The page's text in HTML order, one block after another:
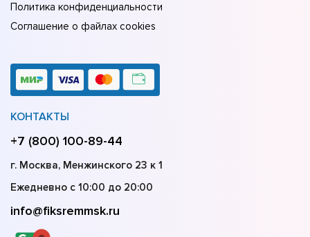
Политика конфиденциальности
Соглашение о файлах cookies
КОНТАКТЫ
+7 (800) 100-89-44
г. Москва, Менжинского 23 к 1
Ежедневно с 10:00 до 20:00
info@fiksremmsk.ru